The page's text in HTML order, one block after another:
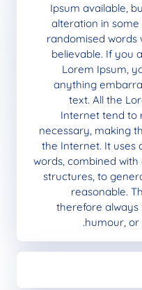
Ipsum available,
alteration in
randomised words
believable. If you
Lorem Ipsum,
anything
text. All the
Internet tend to
necessary, making
the Internet. It uses
words, combined
structures, to
reasonable.
therefore
humour, or